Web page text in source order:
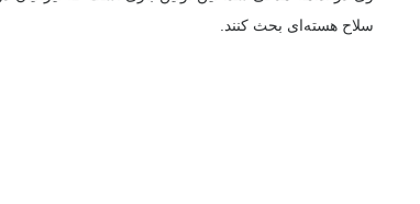
سلاح هسته‌ای بحث کنند.